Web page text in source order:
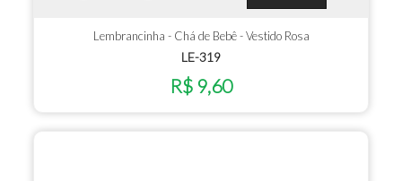
Lembrancinha - Chá de Bebê - Vestido Rosa
LE-319
R$ 9,60